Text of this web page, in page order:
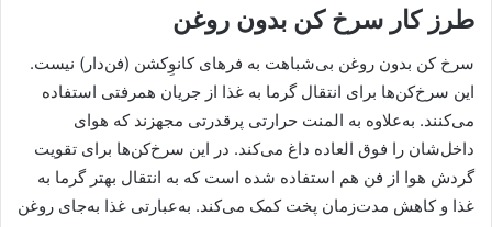
طرز کار سرخ کن بدون روغن
سرخ کن بدون روغن بی‌شباهت به فرهای کانوِکشن (فن‌دار) نیست.
این سرخ‌کن‌ها برای انتقال گرما به غذا از جریان‌ همرفتی استفاده
می‌کنند. به‌علاوه به المنت حرارتی پرقدرتی مجهزند که هوای
داخل‌شان را فوق العاده داغ می‌کند. در این سرخ‌کن‌ها برای تقویت
گردش هوا از فن هم استفاده شده است که به انتقال بهتر گرما به
غذا و کاهش مدت‌زمان پخت کمک می‌کند. به‌عبارتی غذا به‌جای روغن